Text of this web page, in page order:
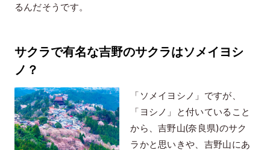
るんだそうです。
サクラで有名な吉野のサクラはソメイヨシ
ノ？
「ソメイヨシノ」ですが、
「ヨシノ」と付いていること
から、吉野山(奈良県)のサク
ラかと思いきや、吉野山にあ